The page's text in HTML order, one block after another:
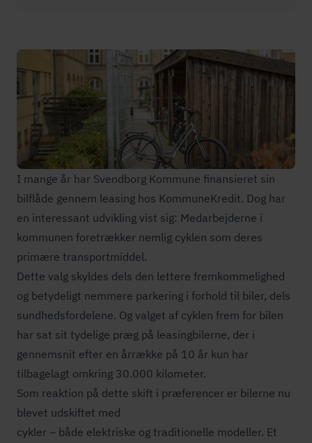
I mange år har Svendborg Kommune finansieret sin
bilflåde gennem leasing hos KommuneKredit. Dog har
en interessant udvikling vist sig: Medarbejderne i
kommunen foretrækker nemlig cyklen som deres
primære trans­port­mid­del.
Dette valg skyldes dels den lettere frem­kom­me­lig­hed
og betydeligt nemmere parkering i forhold til biler, dels
sund­heds­for­de­le­ne. Og valget af cyklen frem for bilen
har sat sit tydelige præg på leasingbilerne, der i
gennemsnit efter en årrække på 10 år kun har
tilbagelagt omkring 30.000 kilometer.
Som reaktion på dette skift i præferencer er bilerne nu
blevet udskiftet med
cykler – både elektriske og traditionelle modeller. Et